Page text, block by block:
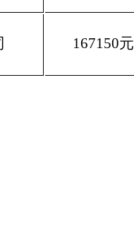
167150元